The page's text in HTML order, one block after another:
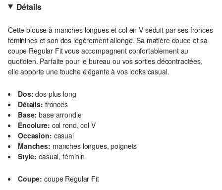
Détails
Cette blouse à manches longues et col en V séduit par ses fronces
féminines et son dos légèrement allongé. Sa matière douce et sa
coupe Regular Fit vous accompagnent confortablement au
quotidien. Parfaite pour le bureau ou vos sorties décontractées,
elle apporte une touche élégante à vos looks casual.
Dos: dos plus long
Détails: fronces
Base: base arrondie
Encolure: col rond, col V
Occasion: casual
Manches: manches longues, poignets
Style: casual, féminin
Coupe: coupe Regular Fit